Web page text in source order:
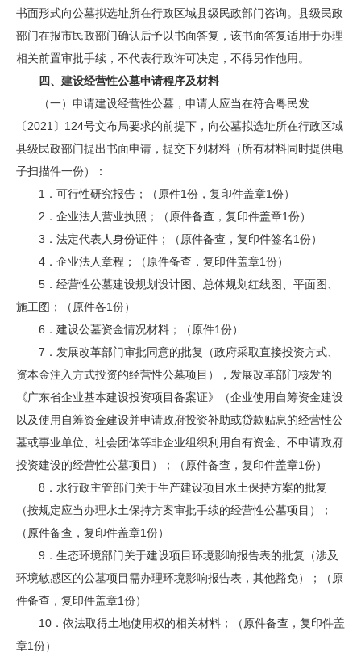
书面形式向公墓拟选址所在行政区域县级民政部门咨询。县级民政
部门在报市民政部门确认后予以书面答复，该书面答复适用于办理
相关前置审批手续，不代表行政许可决定，不得另作他用。
四、建设经营性公墓申请程序及材料
（一）申请建设经营性公墓，申请人应当在符合粤民发
〔2021〕124号文布局要求的前提下，向公墓拟选址所在行政区域
县级民政部门提出书面申请，提交下列材料（所有材料同时提供电
子扫描件一份）：
1．可行性研究报告；（原件1份，复印件盖章1份）
2．企业法人营业执照；（原件备查，复印件盖章1份）
3．法定代表人身份证件；（原件备查，复印件签名1份）
4．企业法人章程；（原件备查，复印件盖章1份）
5．经营性公墓建设规划设计图、总体规划红线图、平面图、
施工图；（原件各1份）
6．建设公墓资金情况材料；（原件1份）
7．发展改革部门审批同意的批复（政府采取直接投资方式、
资本金注入方式投资的经营性公墓项目），发展改革部门核发的
《广东省企业基本建设投资项目备案证》（企业使用自筹资金建设
以及使用自筹资金建设并申请政府投资补助或贷款贴息的经营性公
墓或事业单位、社会团体等非企业组织利用自有资金、不申请政府
投资建设的经营性公墓项目）；（原件备查，复印件盖章1份）
8．水行政主管部门关于生产建设项目水土保持方案的批复
（按规定应当办理水土保持方案审批手续的经营性公墓项目）；
（原件备查，复印件盖章1份）
9．生态环境部门关于建设项目环境影响报告表的批复（涉及
环境敏感区的公墓项目需办理环境影响报告表，其他豁免）；（原
件备查，复印件盖章1份）
10．依法取得土地使用权的相关材料；（原件备查，复印件盖
章1份）